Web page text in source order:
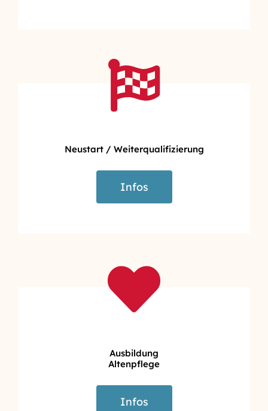
Neustart / Weiterqualifizierung
Infos
Ausbildung
Altenpflege
Infos